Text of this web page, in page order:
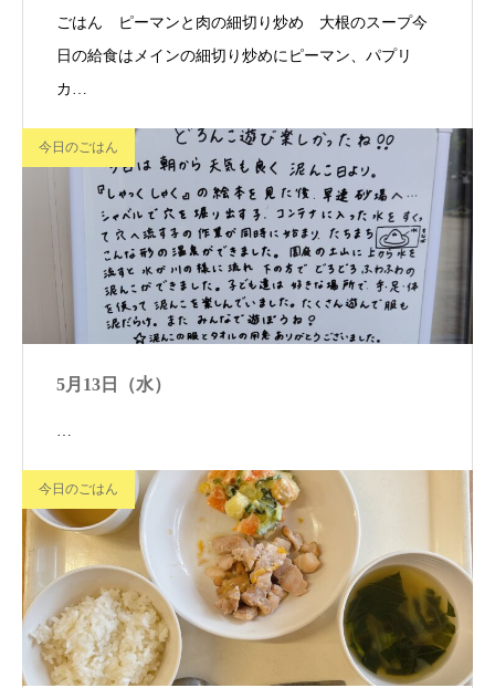
ごはん ピーマンと肉の細切り炒め 大根のスープ今
日の給食はメインの細切り炒めにピーマン、パプリ
カ…
今日のごはん
5月13日（水）
…
今日のごはん